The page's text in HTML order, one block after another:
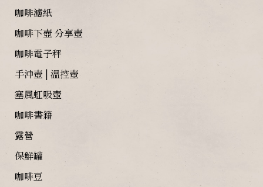
咖啡濾紙
咖啡下壺 分享壺
咖啡電子秤
手沖壺 | 溫控壺
塞風虹吸壺
咖啡書籍
露營
保鮮罐
咖啡豆